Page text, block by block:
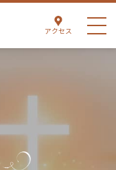
アクセス